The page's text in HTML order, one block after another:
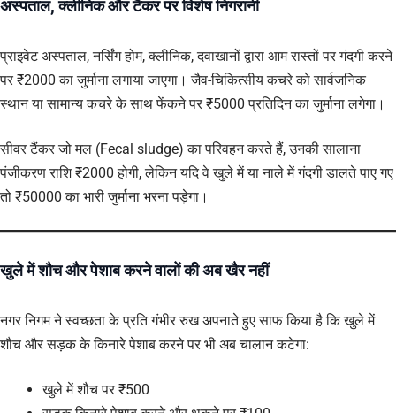
अस्पताल, क्लीनिक और टैंकर पर विशेष निगरानी
प्राइवेट अस्पताल, नर्सिंग होम, क्लीनिक, दवाखानों द्वारा आम रास्तों पर गंदगी करने
पर ₹2000 का जुर्माना लगाया जाएगा। जैव-चिकित्सीय कचरे को सार्वजनिक
स्थान या सामान्य कचरे के साथ फेंकने पर ₹5000 प्रतिदिन का जुर्माना लगेगा।
सीवर टैंकर जो मल (Fecal sludge) का परिवहन करते हैं, उनकी सालाना
पंजीकरण राशि ₹2000 होगी, लेकिन यदि वे खुले में या नाले में गंदगी डालते पाए गए
तो ₹50000 का भारी जुर्माना भरना पड़ेगा।
खुले में शौच और पेशाब करने वालों की अब खैर नहीं
नगर निगम ने स्वच्छता के प्रति गंभीर रुख अपनाते हुए साफ किया है कि खुले में
शौच और सड़क के किनारे पेशाब करने पर भी अब चालान कटेगा:
खुले में शौच पर ₹500